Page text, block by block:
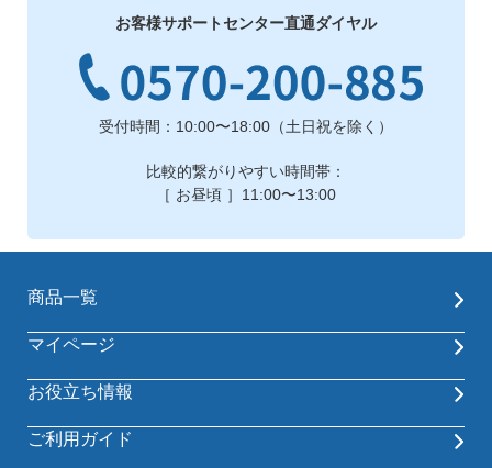
お客様サポートセンター直通ダイヤル
受付時間：10:00〜18:00（土日祝を除く）
比較的繋がりやすい時間帯：
［ お昼頃 ］11:00〜13:00
商品一覧
マイページ
お役立ち情報
ご利用ガイド